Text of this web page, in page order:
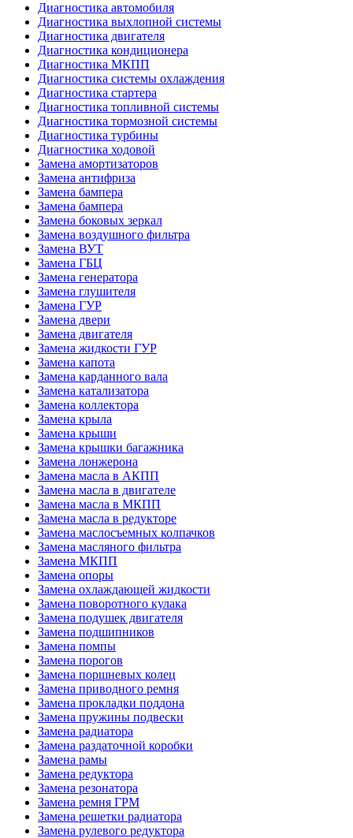
Диагностика автомобиля
Диагностика выхлопной системы
Диагностика двигателя
Диагностика кондиционера
Диагностика МКПП
Диагностика системы охлаждения
Диагностика стартера
Диагностика топливной системы
Диагностика тормозной системы
Диагностика турбины
Диагностика ходовой
Замена амортизаторов
Замена антифриза
Замена бампера
Замена бампера
Замена боковых зеркал
Замена воздушного фильтра
Замена ВУТ
Замена ГБЦ
Замена генератора
Замена глушителя
Замена ГУР
Замена двери
Замена двигателя
Замена жидкости ГУР
Замена капота
Замена карданного вала
Замена катализатора
Замена коллектора
Замена крыла
Замена крыши
Замена крышки багажника
Замена лонжерона
Замена масла в АКПП
Замена масла в двигателе
Замена масла в МКПП
Замена масла в редукторе
Замена маслосъемных колпачков
Замена масляного фильтра
Замена МКПП
Замена опоры
Замена охлаждающей жидкости
Замена поворотного кулака
Замена подушек двигателя
Замена подшипников
Замена помпы
Замена порогов
Замена поршневых колец
Замена приводного ремня
Замена прокладки поддона
Замена пружины подвески
Замена радиатора
Замена раздаточной коробки
Замена рамы
Замена редуктора
Замена резонатора
Замена ремня ГРМ
Замена решетки радиатора
Замена рулевого редуктора